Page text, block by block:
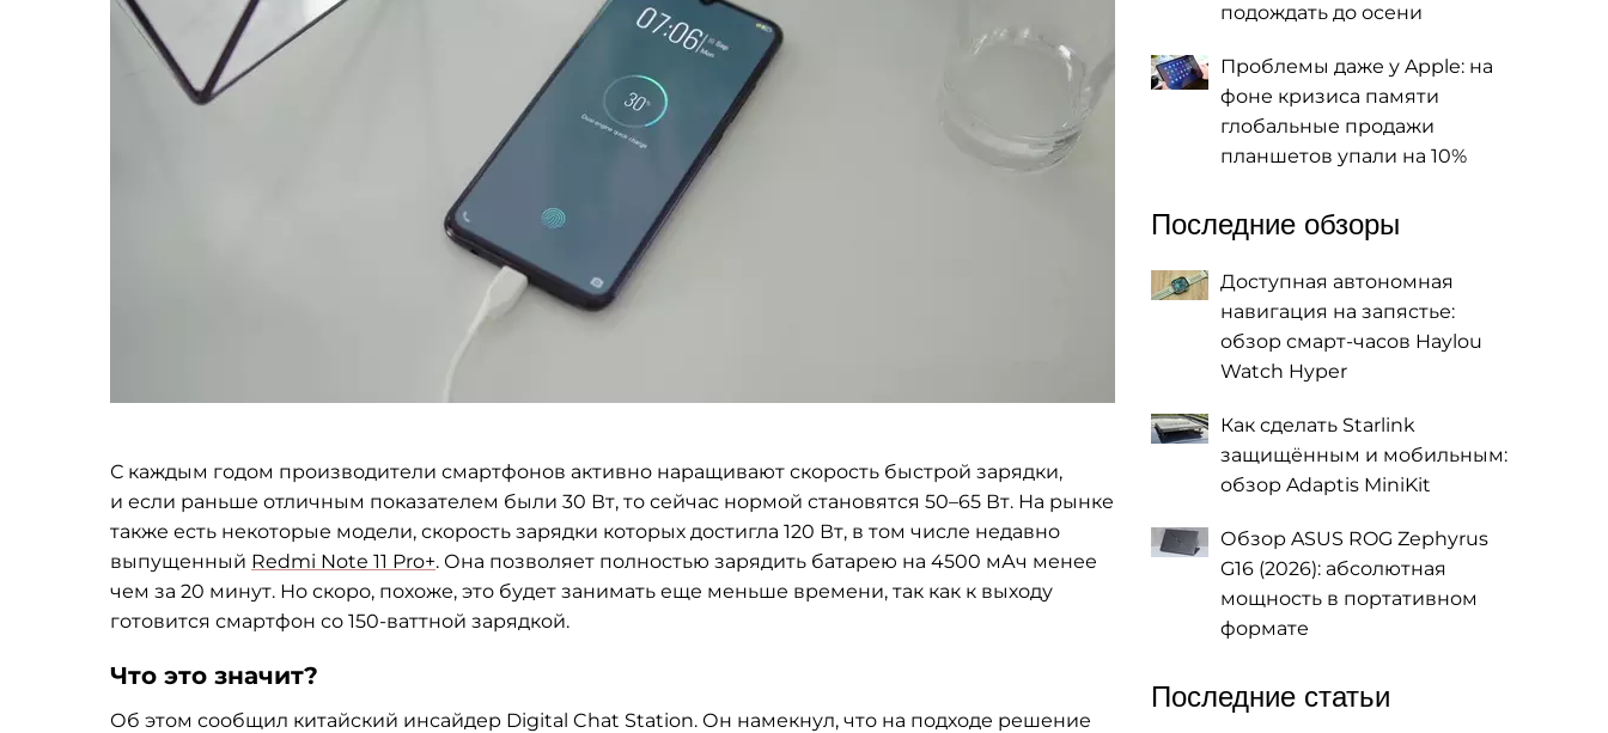
С каждым годом производители смартфонов активно наращивают скорость быстрой зарядки,
и если раньше отличным показателем были 30 Вт, то сейчас нормой становятся 50–65 Вт. На рынке
также есть некоторые модели, скорость зарядки которых достигла 120 Вт, в том числе недавно
выпущенный Redmi Note 11 Pro+. Она позволяет полностью зарядить батарею на 4500 мАч менее
чем за 20 минут. Но скоро, похоже, это будет занимать еще меньше времени, так как к выходу
готовится смартфон со 150-ваттной зарядкой.
Что это значит?
Об этом сообщил китайский инсайдер Digital Chat Station. Он намекнул, что на подходе решение
подождать до осени
Проблемы даже у Apple: на
фоне кризиса памяти
глобальные продажи
планшетов упали на 10%
Последние обзоры
Доступная автономная
навигация на запястье:
обзор смарт-часов Haylou
Watch Hyper
Как сделать Starlink
защищённым и мобильным:
обзор Adaptis MiniKit
Обзор ASUS ROG Zephyrus
G16 (2026): абсолютная
мощность в портативном
формате
Последние статьи